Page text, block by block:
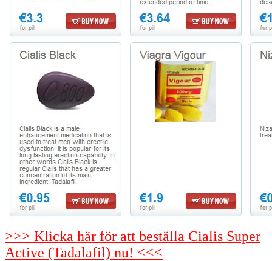
>>> Klicka här för att beställa Cialis Super
Active (Tadalafil) nu! <<<